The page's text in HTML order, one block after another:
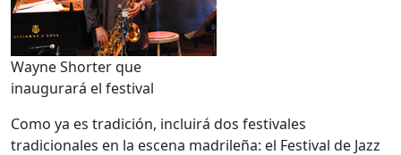
Wayne Shorter que
inaugurará el festival
Como ya es tradición, incluirá dos festivales
tradicionales en la escena madrileña: el Festival de Jazz